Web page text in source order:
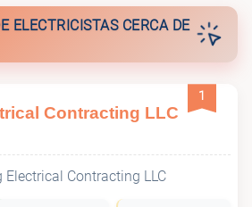
ELECTRICISTAS CERCA DE
1
Contracting LLC